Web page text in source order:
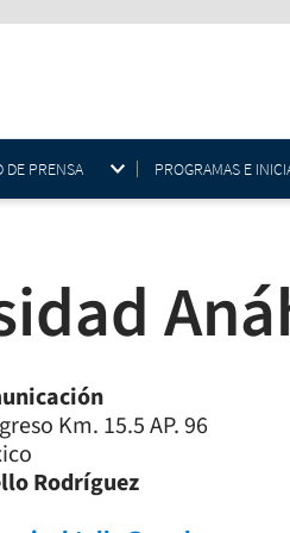
DE PRENSA PROGRAMAS E
Km. 15.5 AP. 96
Rodríguez